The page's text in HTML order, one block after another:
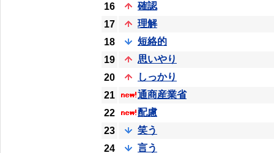
16
確認
17
理解
18
短絡的
19
思いやり
20
しっかり
21
通商産業省
22
配慮
23
笑う
24
言う